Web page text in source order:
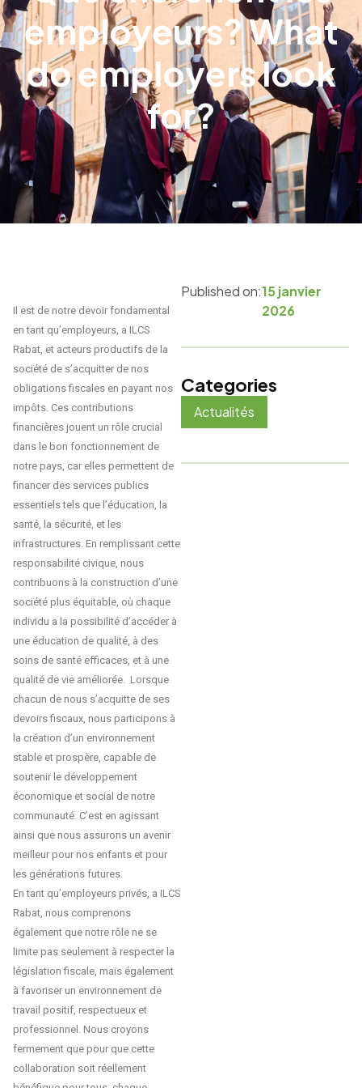
employeurs? What
do employers look
for?
Il est de notre devoir fondamental
en tant qu’employeurs, a ILCS
Rabat, et acteurs productifs de la
société de s’acquitter de nos
obligations fiscales en payant nos
impôts. Ces contributions
financières jouent un rôle crucial
dans le bon fonctionnement de
notre pays, car elles permettent de
financer des services publics
essentiels tels que l’éducation, la
santé, la sécurité, et les
infrastructures. En remplissant cette
responsabilité civique, nous
contribuons à la construction d’une
société plus équitable, où chaque
individu a la possibilité d’accéder à
une éducation de qualité, à des
soins de santé efficaces, et à une
qualité de vie améliorée. Lorsque
chacun de nous s’acquitte de ses
devoirs fiscaux, nous participons à
la création d’un environnement
stable et prospère, capable de
soutenir le développement
économique et social de notre
communauté. C’est en agissant
ainsi que nous assurons un avenir
meilleur pour nos enfants et pour
les générations futures.
En tant qu’employeurs privés, a ILCS
Rabat, nous comprenons
également que notre rôle ne se
limite pas seulement à respecter la
législation fiscale, mais également
à favoriser un environnement de
travail positif, respectueux et
professionnel. Nous croyons
fermement que pour que cette
collaboration soit réellement
Published on:15 janvier
2026
Categories
Actualités